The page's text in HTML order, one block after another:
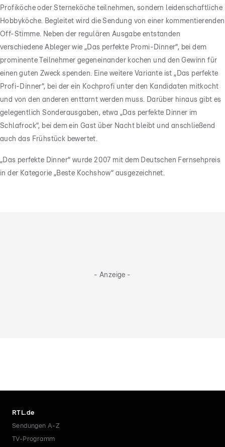
Profiköche oder Sterneköche teilnehmen, sondern leidenschaftliche
Hobbyköche. Begleitet wird die Sendung von einer kommentierenden
Off-Stimme. Neben der regulären Ausgabe entstanden
verschiedene Ableger wie „Das perfekte Promi-Dinner“, bei dem
prominente Teilnehmer gegeneinander kochen und den Gewinn für
einen guten Zweck spenden. Eine weitere Variante ist „Das perfekte
Profi-Dinner“, bei der ein Kochprofi unter den Kandidaten mitkocht
und von den anderen enttarnt werden muss. Darüber hinaus gibt es
gelegentlich Sonderausgaben, etwa „Das perfekte Dinner im
Schlafrock“, bei dem ein Gast über Nacht bleibt und anschließend
auch das Frühstück bewertet.
„Das perfekte Dinner“ wurde 2007 mit dem Deutschen Fernsehpreis
in der Kategorie „Beste Kochshow“ ausgezeichnet.
- Anzeige -
RTL.de
Sendungen A-Z
TV-Programm